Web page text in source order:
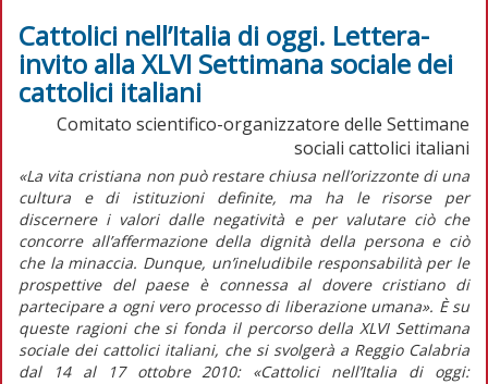
Cattolici nell’Italia di oggi. Lettera-
invito alla XLVI Settimana sociale dei
cattolici italiani
Comitato scientifico-organizzatore delle Settimane
sociali cattolici italiani
«La vita cristiana non può restare chiusa nell’orizzonte di una
cultura e di istituzioni definite, ma ha le risorse per
discernere i valori dalle negatività e per valutare ciò che
concorre all’affermazione della dignità della persona e ciò
che la minaccia. Dunque, un’ineludibile responsabilità per le
prospettive del paese è connessa al dovere cristiano di
partecipare a ogni vero processo di liberazione umana». È su
queste ragioni che si fonda il percorso della XLVI Settimana
sociale dei cattolici italiani, che si svolgerà a Reggio Calabria
dal 14 al 17 ottobre 2010: «Cattolici nell’Italia di oggi: